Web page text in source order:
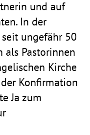
und auf
In der
ungefähr 50
als Pastorinnen
Kirche
Konfirmation
Ja zum